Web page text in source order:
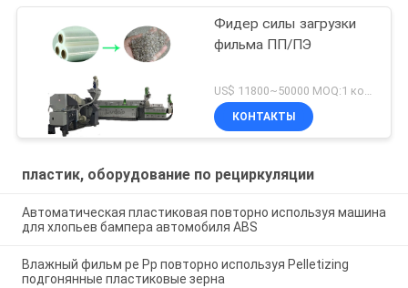
Фидер силы загрузки
фильма ПП/ПЭ
КОНТАКТЫ
пластик, оборудование по рециркуляции
Автоматическая пластиковая повторно используя машина
для хлопьев бампера автомобиля ABS
Влажный фильм pe Pp повторно используя Pelletizing
подгонянные пластиковые зерна